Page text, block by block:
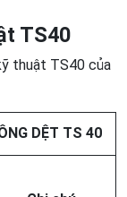
TS40
thuật TS40 của
DỆT TS 40